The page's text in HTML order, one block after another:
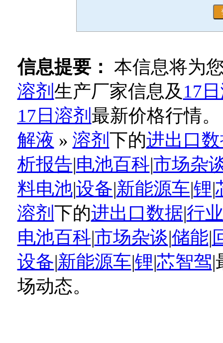
信息提要： 本信息将为
溶剂 生产厂家信息及 17
17日溶剂 最新价格行情
解液 » 溶剂 下的进出口
析报告|电池百科|市场杂
料电池|设备|新能源车|锂|
溶剂 下的进出口数据|行
电池百科|市场杂谈|储能|
设备|新能源车|锂|芯智驾|
场动态。